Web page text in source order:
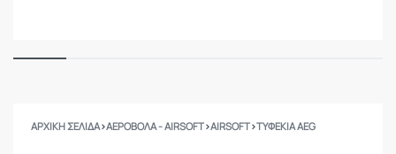
ΑΡΧΙΚΉ ΣΕΛΊΔΑ›ΑΕΡΟΒΟΛΑ - AIRSOFT›AIRSOFT›ΤΥΦΈΚΙΑ AEG